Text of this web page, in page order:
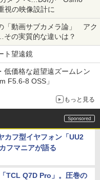
視の映像設計に
「動画サブカメラ論」 アク
の実質的な違いは？
ト望遠鏡
低価格な超望遠ズームレン
F5.6-8 OSS」
もっと見る
カフ型イヤフォン「UU2
フマニアが語る
TCL Q7D Pro」。圧巻の